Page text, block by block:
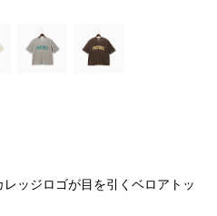
ッジロゴが目を引くベロアトッ